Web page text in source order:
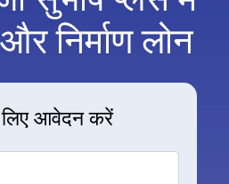
निर्माण लोन
आवेदन करें